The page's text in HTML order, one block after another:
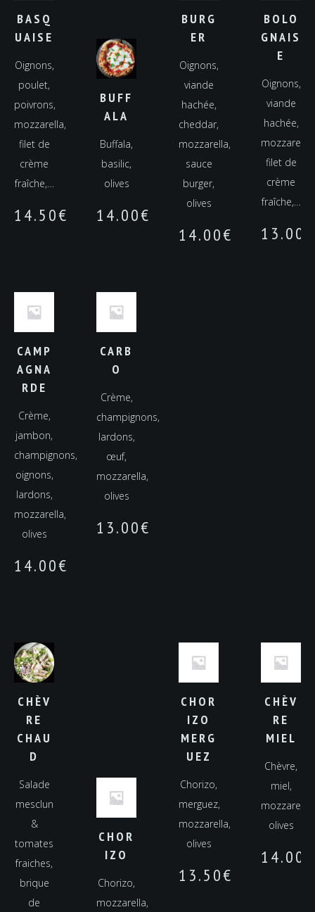
BASQ
UAISE
Oignons,
poulet,
poivrons,
mozzarella,
filet de
crème
fraîche,…
14.50€
BOLO
GNAIS
E
Oignons,
viande
hachée,
mozzarella,
filet de
crème
fraîche,…
13.00
BUFF
ALA
Buffala,
basilic,
olives
14.00€
BURG
ER
Oignons,
viande
hachée,
cheddar,
mozzarella,
sauce
burger,
olives
14.00€
CAMP
AGNA
RDE
Crème,
jambon,
champignons,
oignons,
lardons,
mozzarella,
olives
14.00€
CARB
O
Crème,
champignons,
lardons,
œuf,
mozzarella,
olives
13.00€
CHÈV
RE
CHAU
D
Salade
mesclun
&
tomates
fraiches,
brique
de
CHÈV
RE
MIEL
Chèvre,
miel,
mozzarella,
olives
14.00
CHOR
IZO
Chorizo,
mozzarella,
CHOR
IZO
MERG
UEZ
Chorizo,
merguez,
mozzarella,
olives
13.50€